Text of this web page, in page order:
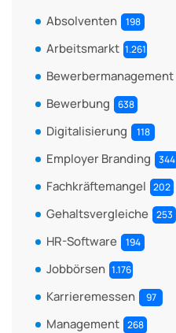
Absolventen 198
Arbeitsmarkt 1.261
Bewerbermanagement
Bewerbung 638
Digitalisierung 118
Employer Branding 344
Fachkräftemangel 202
Gehaltsvergleiche 253
HR-Software 194
Jobbörsen 1.176
Karrieremessen 97
Management 268